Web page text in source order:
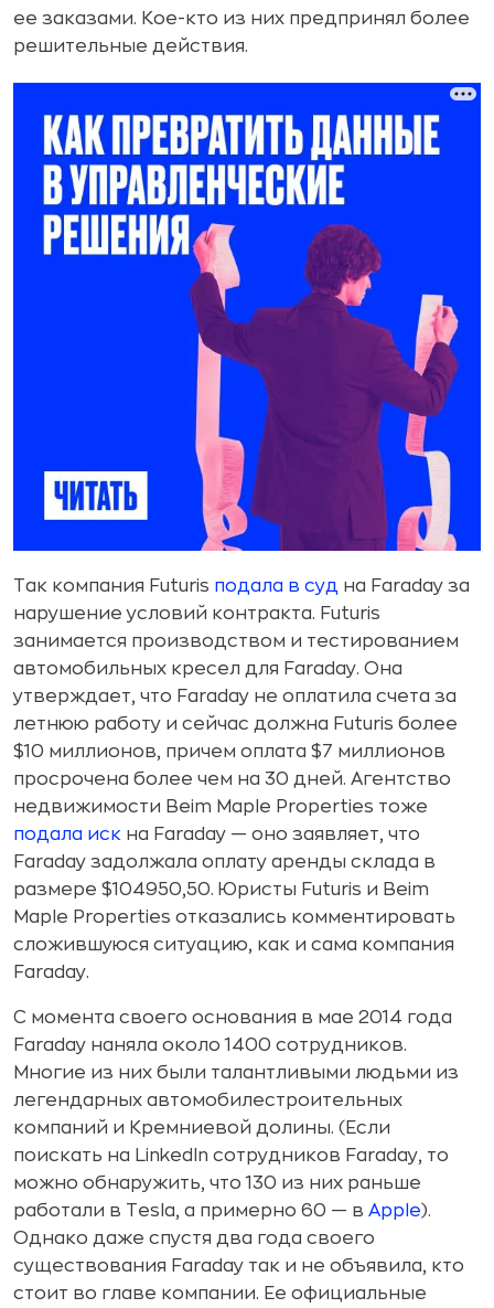
ее заказами. Кое-кто из них предпринял более
решительные действия.
Так компания Futuris подала в суд на Faraday за
нарушение условий контракта. Futuris
занимается производством и тестированием
автомобильных кресел для Faraday. Она
утверждает, что Faraday не оплатила счета за
летнюю работу и сейчас должна Futuris более
$10 миллионов, причем оплата $7 миллионов
просрочена более чем на 30 дней. Агентство
недвижимости Beim Maple Properties тоже
подала иск на Faraday — оно заявляет, что
Faraday задолжала оплату аренды склада в
размере $104950,50. Юристы Futuris и Beim
Maple Properties отказались комментировать
сложившуюся ситуацию, как и сама компания
Faraday.
С момента своего основания в мае 2014 года
Faraday наняла около 1400 сотрудников.
Многие из них были талантливыми людьми из
легендарных автомобилестроительных
компаний и Кремниевой долины. (Если
поискать на LinkedIn сотрудников Faraday, то
можно обнаружить, что 130 из них раньше
работали в Tesla, а примерно 60 — в Apple).
Однако даже спустя два года своего
существования Faraday так и не объявила, кто
стоит во главе компании. Ее официальные